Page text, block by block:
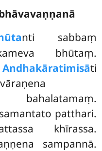
nti sabbaṃ
bhūtaṃ.
Andhakāratimisāti
bahalatamaṃ.
patthari.
khīrassa.
sampannā.